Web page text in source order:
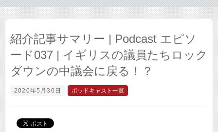
紹介記事サマリー | Podcast エピソ
ード037 | イギリスの議員たちロック
ダウンの中議会に戻る！？
2020年5月30日 ポッドキャスト一覧